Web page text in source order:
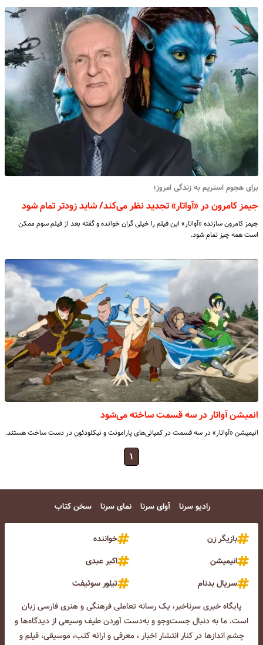
برای هجوم استریم به زندگی امروز؛
جیمز کامرون در «آواتار» تجدید نظر می‌کند/ شاید زودتر تمام شود
جیمز کامرون سازنده «آواتار» این فیلم را خیلی گران خوانده و گفته بعد از فیلم سوم ممکن
است همه چیز تمام شود.
انمیشن آواتار در سه قسمت ساخته می‌شود
انیمیشن «آواتار» در سه قسمت در کمپانی‌های پارامونت و نیکلودئون در دست ساخت هستند.
۱
رادیو سرنا آوای سرنا نمای سرنا سخن کتاب
بازیگر زن
خواننده
انیمیشن
اکبر عبدی
سریال بدنام
تیلور سوئیفت
پایگاه خبری سرناخبر، یک رسانه تعاملی فرهنگی و هنری فارسی زبان
است. ما به دنبال جست‌و‌جو و به‌دست آوردن طیف وسیعی از دیدگاه‌ها و
چشم انداز‌ها در کنار انتشار اخبار ، معرفی و ارائه کتب، موسیقی، فیلم و